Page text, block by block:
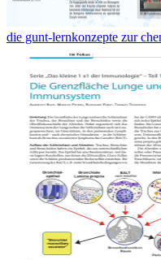
die gunt-lernkonzepte zur